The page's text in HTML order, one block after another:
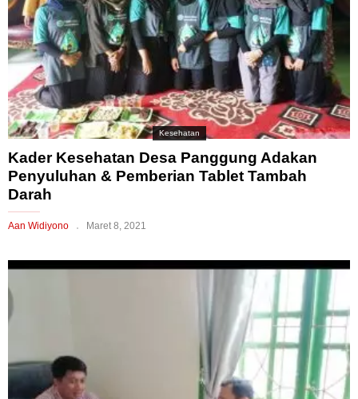
Kesehatan
Kader Kesehatan Desa Panggung Adakan
Penyuluhan & Pemberian Tablet Tambah
Darah
Aan Widiyono Maret 8, 2021